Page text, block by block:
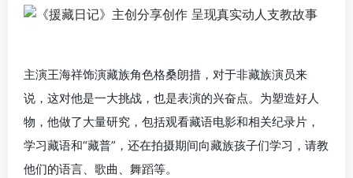
主演王海祥饰演藏族角色格桑朗措，对于非藏族演员来
说，这对他是一大挑战，也是表演的兴奋点。为塑造好人
物，他做了大量研究，包括观看藏语电影和相关纪录片，
学习藏语和“藏普”，还在拍摄期间向藏族孩子们学习，请教
他们的语言、歌曲、舞蹈等。